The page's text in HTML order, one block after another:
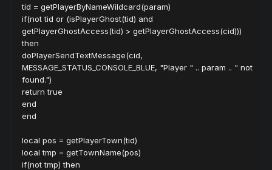
tid = getPlayerByNameWildcard(param)
if(not tid or (isPlayerGhost(tid) and
getPlayerGhostAccess(tid) > getPlayerGhostAccess(cid)))
then
doPlayerSendTextMessage(cid,
MESSAGE_STATUS_CONSOLE_BLUE, "Player " .. param .. " not
found.")
return true
end
end
local pos = getPlayerTown(tid)
local tmp = getTownName(pos)
if(not tmp) then